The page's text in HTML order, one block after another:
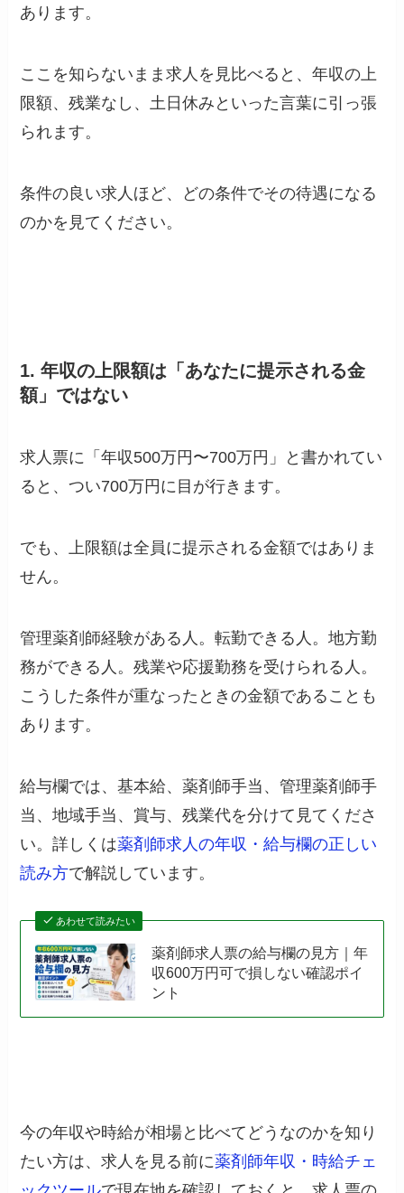
あります。
ここを知らないまま求人を見比べると、年収の上
限額、残業なし、土日休みといった言葉に引っ張
られます。
条件の良い求人ほど、どの条件でその待遇になる
のかを見てください。
1. 年収の上限額は「あなたに提示される金
額」ではない
求人票に「年収500万円〜700万円」と書かれてい
ると、つい700万円に目が行きます。
でも、上限額は全員に提示される金額ではありま
せん。
管理薬剤師経験がある人。転勤できる人。地方勤
務ができる人。残業や応援勤務を受けられる人。
こうした条件が重なったときの金額であることも
あります。
給与欄では、基本給、薬剤師手当、管理薬剤師手
当、地域手当、賞与、残業代を分けて見てくださ
い。詳しくは薬剤師求人の年収・給与欄の正しい
読み方で解説しています。
あわせて読みたい
薬剤師求人票の給与欄の見方｜年
収600万円可で損しない確認ポイ
ント
今の年収や時給が相場と比べてどうなのかを知り
たい方は、求人を見る前に薬剤師年収・時給チェ